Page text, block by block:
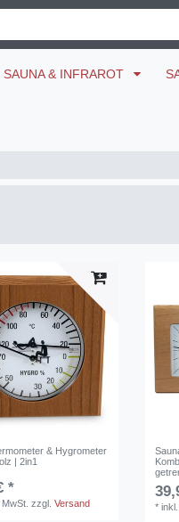
SAUNA & INFRAROT
& Hygrometer
| 2in1
*
zzgl.Versand *